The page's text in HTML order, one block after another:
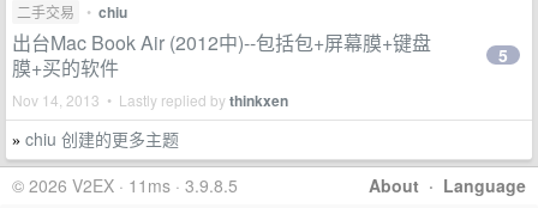
二手交易
• chiu
出台Mac Book Air (2012中)--包括包+屏幕膜+键盘
膜+买的软件
Nov 14, 2013 • Lastly replied bythinkxen
5
» chiu 创建的更多主题
About · Language
© 2026 V2EX · 11ms · 3.9.8.5